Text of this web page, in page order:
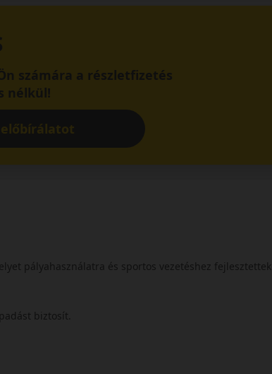
számára a részletfizetés
nélkül!
pályahasználatra és sportos vezetéshez fejlesztettek.
biztosít.